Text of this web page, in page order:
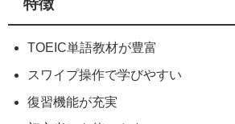
特徴
TOEIC単語教材が豊富
スワイプ操作で学びやすい
復習機能が充実